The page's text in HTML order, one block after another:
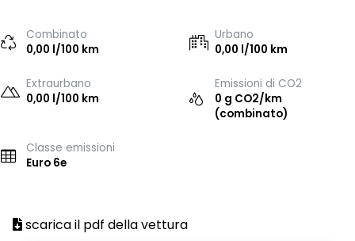
Combinato
0,00 l/100 km
Urbano
0,00 l/100 km
Extraurbano
0,00 l/100 km
Emissioni di CO2
0 g CO2/km
(combinato)
Classe emissioni
Euro 6e
scarica il pdf della vettura